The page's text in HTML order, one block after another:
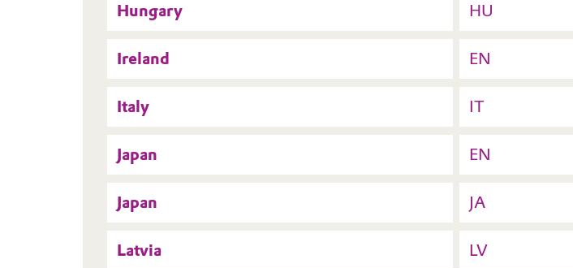
Hungary HU
Ireland EN
Italy IT
Japan EN
Japan JA
Latvia LV